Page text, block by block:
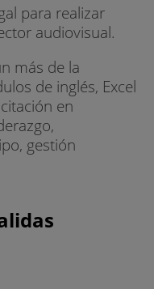
para realizar
audiovisual.
más de la
de inglés, Excel
en
gestión